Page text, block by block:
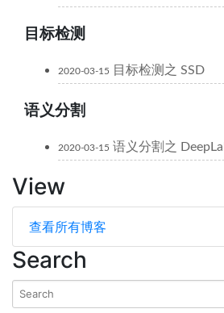
目标检测
2020-03-15 目标检测之 SSD
语义分割
2020-03-15 语义分割之
View
查看所有博客
Search